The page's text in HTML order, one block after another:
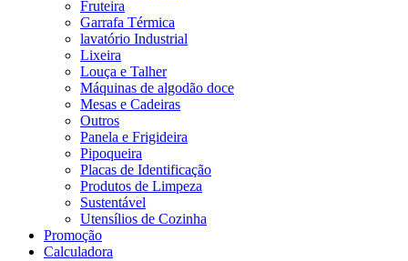
Fruteira
Garrafa Térmica
lavatório Industrial
Lixeira
Louça e Talher
Máquinas de algodão doce
Mesas e Cadeiras
Outros
Panela e Frigideira
Pipoqueira
Placas de Identificação
Produtos de Limpeza
Sustentável
Utensílios de Cozinha
Promoção
Calculadora